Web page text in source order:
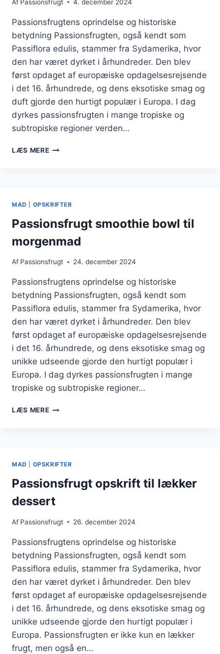
Af Passionsfrugt 4. december 2024
Passionsfrugtens oprindelse og historiske
betydning Passionsfrugten, også kendt som
Passiflora edulis, stammer fra Sydamerika, hvor
den har været dyrket i århundreder. Den blev
først opdaget af europæiske opdagelsesrejsende
i det 16. århundrede, og dens eksotiske smag og
duft gjorde den hurtigt populær i Europa. I dag
dyrkes passionsfrugten i mange tropiske og
subtropiske regioner verden…
LÆS MEREPASSIONSFRUGT
MAD OPSKRIFTER
Passionsfrugt smoothie bowl til
morgenmad
Af Passionsfrugt 24. december 2024
Passionsfrugtens oprindelse og historiske
betydning Passionsfrugten, også kendt som
Passiflora edulis, stammer fra Sydamerika, hvor
den har været dyrket i århundreder. Den blev
først opdaget af europæiske opdagelsesrejsende
i det 16. århundrede, og dens eksotiske smag og
unikke udseende gjorde den hurtigt populær i
Europa. I dag dyrkes passionsfrugten i mange
tropiske og subtropiske regioner…
LÆS MEREPASSIONSFRUGT
MAD OPSKRIFTER
Passionsfrugt opskrift til lækker
dessert
Af Passionsfrugt 26. december 2024
Passionsfrugtens oprindelse og historiske
betydning Passionsfrugten, også kendt som
Passiflora edulis, stammer fra Sydamerika, hvor
den har været dyrket i århundreder. Den blev
først opdaget af europæiske opdagelsesrejsende
i det 16. århundrede, og dens eksotiske smag og
unikke udseende gjorde den hurtigt populær i
Europa. Passionsfrugten er ikke kun en lækker
frugt, men også en…